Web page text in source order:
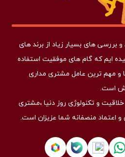
بررسی های بسیار زیاد از برند های
ایم که گام های موفقیت استفاده
و مهم ترین عامل مشتری مداری
است.
و تکنولوژی روز دنیا ،مشتری
اعتماد منصفانه شما عزیزان است.